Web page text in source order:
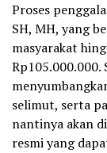
Proses
SH, MH, yang
masyarakat
Rp105.000.000.
selimut, serta
nantinya akan
resmi yang